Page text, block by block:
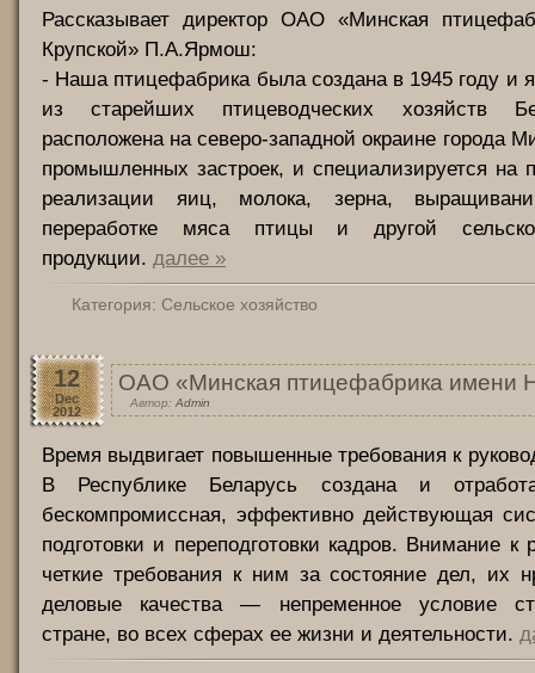
Рассказывает директор ОАО «Минская
Крупской» П.А.Ярмош:
- Наша птицефабрика была создана в 1945 году и
из старейших птицеводческих хозяйств
расположена на северо-западной окраине города
промышленных застроек, и специализируется на
реализации яиц, молока, зерна,
переработке мяса птицы и другой
продукции. далее »
Категория: Сельское хозяйство
12
Dec
2012
ОАО «Минская птицефабрика имени
Автор: Admin
Время выдвигает повышенные требования к
В Республике Беларусь создана и
бескомпромиссная, эффективно действующая
подготовки и переподготовки кадров. Внимание к
четкие требования к ним за состояние дел, их
деловые качества — непременное условие
стране, во всех сферах ее жизни и деятельности.